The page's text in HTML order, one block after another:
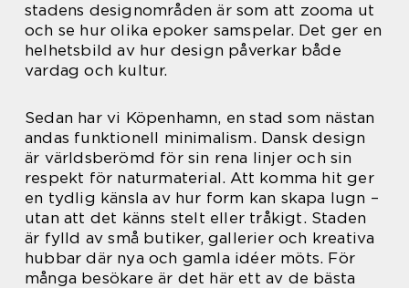
stadens designområden är som att zooma ut
och se hur olika epoker samspelar. Det ger en
helhetsbild av hur design påverkar både
vardag och kultur.
Sedan har vi Köpenhamn, en stad som nästan
andas funktionell minimalism. Dansk design
är världsberömd för sin rena linjer och sin
respekt för naturmaterial. Att komma hit ger
en tydlig känsla av hur form kan skapa lugn –
utan att det känns stelt eller tråkigt. Staden
är fylld av små butiker, gallerier och kreativa
hubbar där nya och gamla idéer möts. För
många besökare är det här ett av de bästa